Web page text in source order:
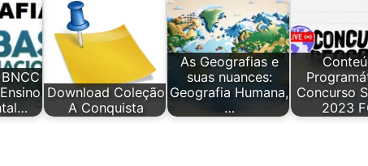
Download Coleção
A Conquista
As Geografias e
suas nuances:
Geografia Humana,
…
Concurso
2023